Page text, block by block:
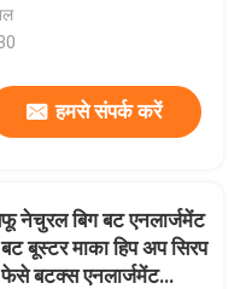
हमसे संपर्क करें
नेचुरल बिग बट एनलार्जमेंट
बूस्टर माका हिप अप सिरप
फेसे बटक्स एनलार्जमेंट